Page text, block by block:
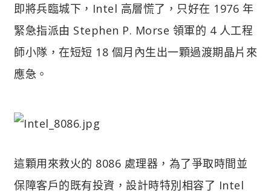
即將兵臨城下，Intel 高層慌了，只好在 1976 年
緊急指派由 Stephen P. Morse 領軍的 4 人工程
師小隊，在短短 18 個月內生出一顆過渡期晶片來
應急。
這顆用來救火的 8086 處理器，為了爭取時間並
保障客戶的既有投資，設計時特別相容了 Intel